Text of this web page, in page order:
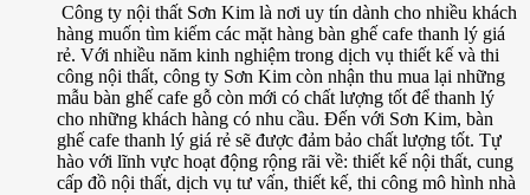
Công ty nội thất Sơn Kim là nơi uy tín dành cho nhiều khách
hàng muốn tìm kiếm các mặt hàng bàn ghế cafe thanh lý giá
rẻ. Với nhiều năm kinh nghiệm trong dịch vụ thiết kế và thi
công nội thất, công ty Sơn Kim còn nhận thu mua lại những
mẫu bàn ghế cafe gỗ còn mới có chất lượng tốt để thanh lý
cho những khách hàng có nhu cầu. Đến với Sơn Kim, bàn
ghế cafe thanh lý giá rẻ sẽ được đảm bảo chất lượng tốt. Tự
hào với lĩnh vực hoạt động rộng rãi về: thiết kế nội thất, cung
cấp đồ nội thất, dịch vụ tư vấn, thiết kế, thi công mô hình nhà